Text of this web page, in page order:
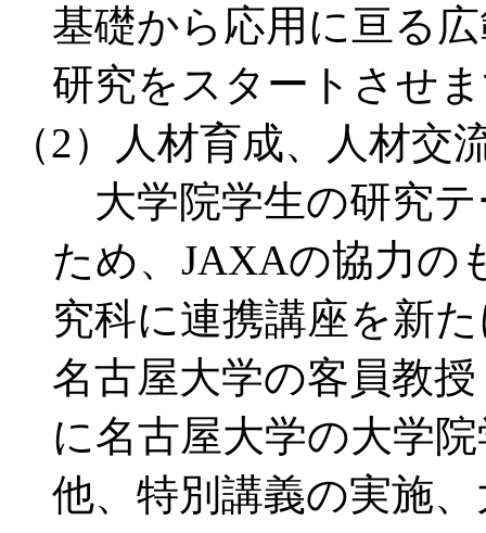
基礎から応用に亘る
研究をスタートさせ
（2）人材育成、人材交
大学院学生の研究テ
ため、JAXAの協力の
究科に連携講座を新
名古屋大学の客員教
に名古屋大学の大学
他、特別講義の実施